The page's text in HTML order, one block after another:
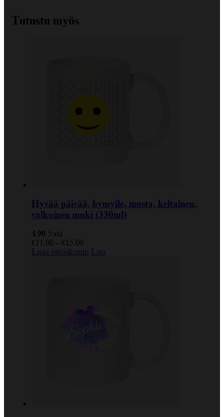
Tutustu myös
Hyvää päivää, hymyile, musta, keltainen,
valkoinen muki (330ml)
4.90 5:stä
€11.00 – €15.00
Lisää ostoskoriin Luo